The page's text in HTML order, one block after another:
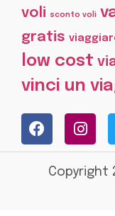
voli
sconto voli
gratis
low cost
vinci un
Copyright